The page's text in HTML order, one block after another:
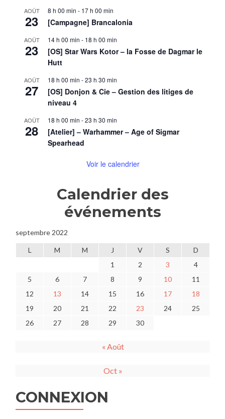
AOÛT
23
8 h 00 min - 17 h 00 min
[Campagne] Brancalonia
AOÛT
23
14 h 00 min - 18 h 00 min
[OS] Star Wars Kotor – la Fosse de Dagmar le
Hutt
AOÛT
27
18 h 00 min -23 h 30 min
[OS] Donjon & Cie – Gestion des litiges de
niveau 4
AOÛT
28
18 h 00 min -23 h 30 min
[Atelier] – Warhammer – Age of Sigmar
Spearhead
Voir le calendrier
Calendrier des
événements
septembre 2022
L M M J V S
D
1
2 3
4
5
6 7 8 9 10
11
12
13 14 15 16 17
18
19
20 21 22 23 24
25
26
27 28 29 30
« Août
Oct »
CONNEXION